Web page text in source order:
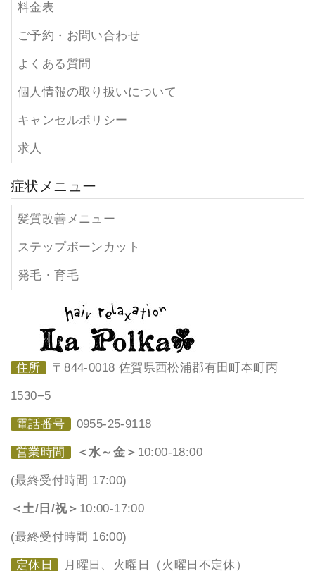
料金表
ご予約・お問い合わせ
よくある質問
個人情報の取り扱いについて
キャンセルポリシー
求人
症状メニュー
髪質改善メニュー
ステップボーンカット
発毛・育毛
住所 〒844-0018 佐賀県西松浦郡有田町本町丙
1530−5
電話番号 0955-25-9118
営業時間 ＜水～金＞ 10:00-18:00
(最終受付時間 17:00)
＜土/日/祝＞ 10:00-17:00
(最終受付時間 16:00)
定休日 月曜日、火曜日（火曜日不定休）